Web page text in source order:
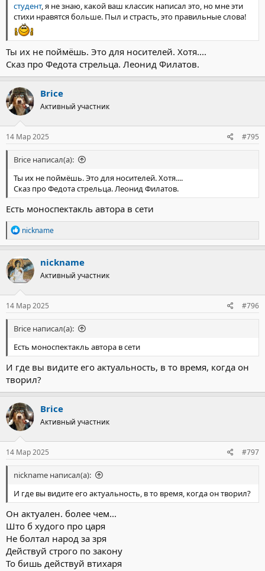
студент, я не знаю, какой ваш классик написал это, но мне эти
стихи нравятся больше. Пыл и страсть, это правильные слова!
Ты их не поймёшь. Это для носителей. Хотя....
Сказ про Федота стрельца. Леонид Филатов.
Brice
Активный участник
14 Мар 2025 #795
Brice написал(а):
Ты их не поймёшь. Это для носителей. Хотя....
Сказ про Федота стрельца. Леонид Филатов.
Есть моноспектакль автора в сети
Р
е
а
к
ц
и
и
:
nickname
nickname
Активный участник
14 Мар 2025 #796
Brice написал(а):
Есть моноспектакль автора в сети
И где вы видите его актуальность, в то время, когда он
творил?
Brice
Активный участник
14 Мар 2025 #797
nickname написал(а):
И где вы видите его актуальность, в то время, когда он творил?
Он актуален. более чем...
Што б худого про царя
Не болтал народ за зря
Действуй строго по закону
То бишь действуй втихаря